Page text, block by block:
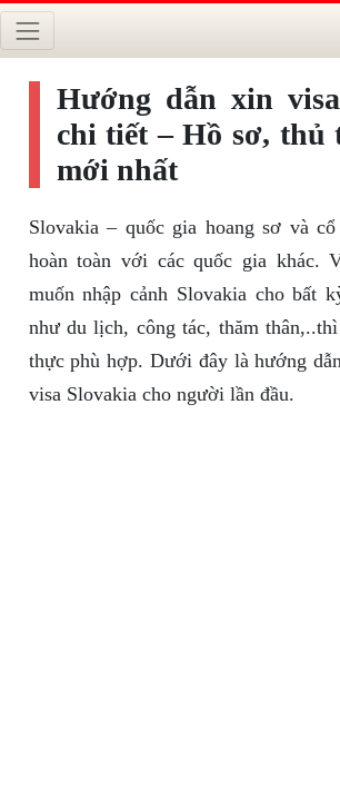
Hướng dẫn xin
chi tiết – Hồ sơ, thủ
mới nhất
Slovakia – quốc gia hoang sơ và
hoàn toàn với các quốc gia khác.
muốn nhập cảnh Slovakia cho bất
như du lịch, công tác, thăm
thực phù hợp. Dưới đây là hướng
visa Slovakia cho người lần đầu.